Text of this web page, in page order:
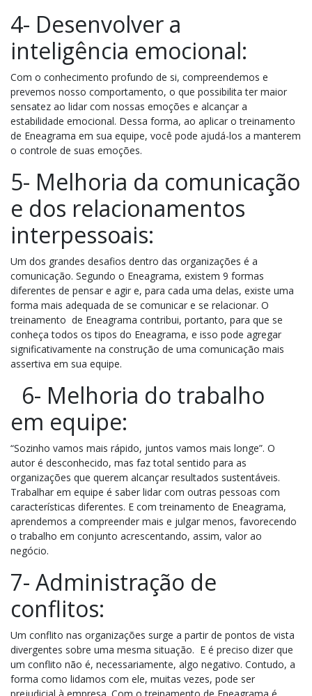
4- Desenvolver a
inteligência emocional:
Com o conhecimento profundo de si, compreendemos e
prevemos nosso comportamento, o que possibilita ter maior
sensatez ao lidar com nossas emoções e alcançar a
estabilidade emocional. Dessa forma, ao aplicar o treinamento
de Eneagrama em sua equipe, você pode ajudá-los a manterem
o controle de suas emoções.
5- Melhoria da comunicação
e dos relacionamentos
interpessoais:
Um dos grandes desafios dentro das organizações é a
comunicação. Segundo o Eneagrama, existem 9 formas
diferentes de pensar e agir e, para cada uma delas, existe uma
forma mais adequada de se comunicar e se relacionar. O
treinamento de Eneagrama contribui, portanto, para que se
conheça todos os tipos do Eneagrama, e isso pode agregar
significativamente na construção de uma comunicação mais
assertiva em sua equipe.
6- Melhoria do trabalho
em equipe:
“Sozinho vamos mais rápido, juntos vamos mais longe”. O
autor é desconhecido, mas faz total sentido para as
organizações que querem alcançar resultados sustentáveis.
Trabalhar em equipe é saber lidar com outras pessoas com
características diferentes. E com treinamento de Eneagrama,
aprendemos a compreender mais e julgar menos, favorecendo
o trabalho em conjunto acrescentando, assim, valor ao
negócio.
7- Administração de
conflitos:
Um conflito nas organizações surge a partir de pontos de vista
divergentes sobre uma mesma situação. E é preciso dizer que
um conflito não é, necessariamente, algo negativo. Contudo, a
forma como lidamos com ele, muitas vezes, pode ser